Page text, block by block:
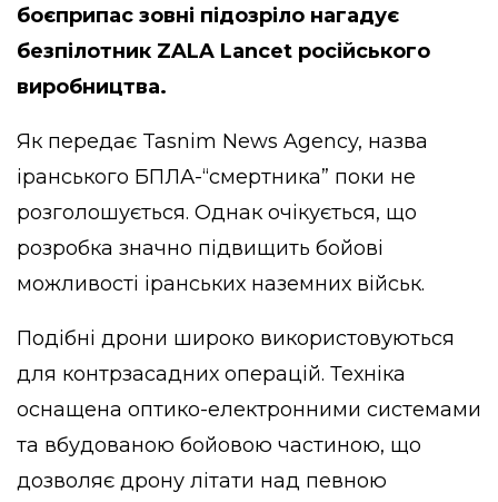
боєприпас зовні підозріло нагадує
безпілотник ZALA Lancet російського
виробництва.
Як передає Tasnim News Agency, назва
іранського БПЛА-“смертника” поки не
розголошується. Однак очікується, що
розробка значно підвищить бойові
можливості іранських наземних військ.
Подібні дрони широко використовуються
для контрзасадних операцій. Техніка
оснащена оптико-електронними системами
та вбудованою бойовою частиною, що
дозволяє дрону літати над певною